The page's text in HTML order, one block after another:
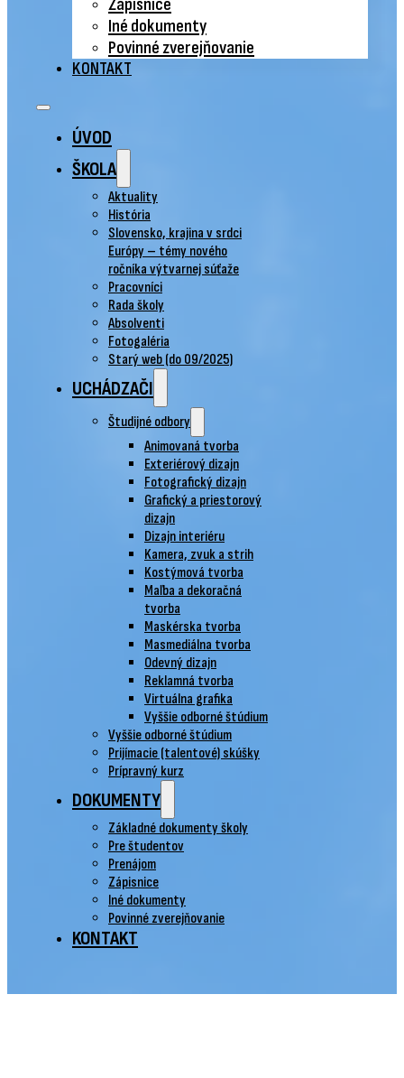
Iné dokumenty
Povinné zverejňovanie
KONTAKT
ÚVOD
ŠKOLA
Aktuality
História
Slovensko, krajina v srdci
Európy – témy nového
ročníka výtvarnej súťaže
Pracovníci
Rada školy
Absolventi
Fotogaléria
Starý web (do 09/2025)
UCHÁDZAČI
Študijné odbory
Animovaná tvorba
Exteriérový dizajn
Fotografický dizajn
Grafický a priestorový
dizajn
Dizajn interiéru
Kamera, zvuk a strih
Kostýmová tvorba
Maľba a dekoračná
tvorba
Maskérska tvorba
Masmediálna tvorba
Odevný dizajn
Reklamná tvorba
Virtuálna grafika
Vyššie odborné štúdium
Vyššie odborné štúdium
Prijímacie (talentové) skúšky
Prípravný kurz
DOKUMENTY
Základné dokumenty školy
Pre študentov
Prenájom
Zápisnice
Iné dokumenty
Povinné zverejňovanie
KONTAKT